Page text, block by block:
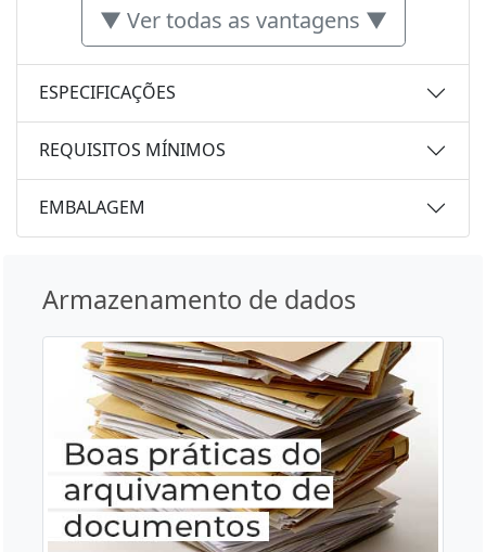
▼ Ver todas as vantagens ▼
ESPECIFICAÇÕES
REQUISITOS MÍNIMOS
EMBALAGEM
Armazenamento de dados